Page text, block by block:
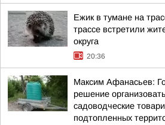
Ежик в тумане на
трассе встретили
округа
20:36
Максим Афанасьев:
решение
садоводческие
подтопленных